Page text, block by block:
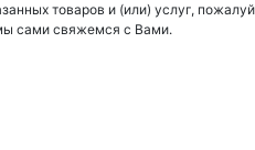
товаров и (или) услуг,
сами свяжемся с Вами.